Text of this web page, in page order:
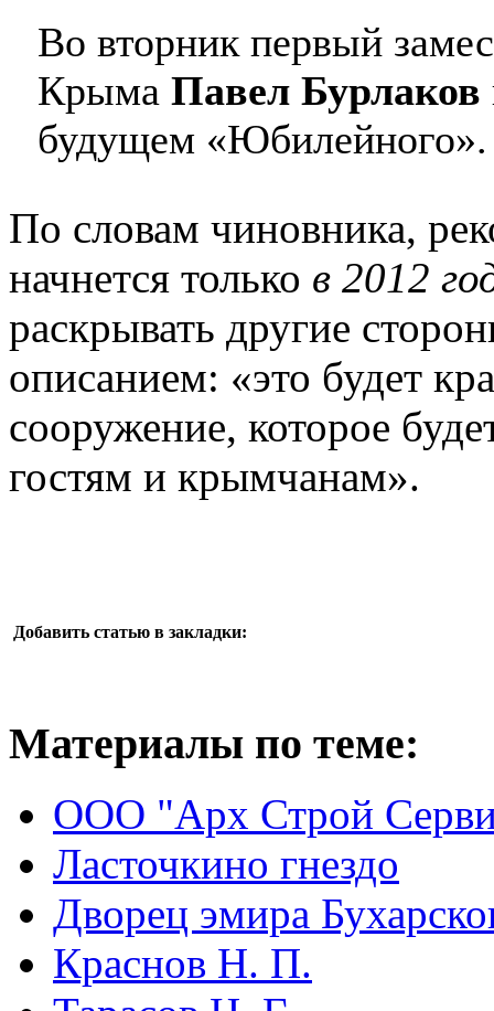
Во вторник первый
Крыма Павел Бурлаков
будущем «Юбилейного».
По словам чиновника,
начнется только в 2012
раскрывать другие
описанием: «это будет
сооружение, которое
гостям и крымчанам».
Добавить статью в закладки:
Материалы по теме:
ООО "Арх Строй
Ласточкино гнездо
Дворец эмира
Краснов Н. П.